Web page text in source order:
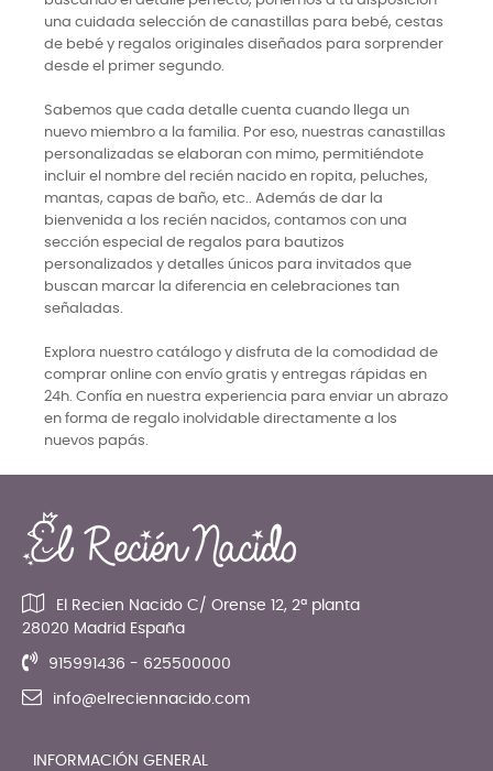
una cuidada selección de canastillas para bebé, cestas
de bebé y regalos originales diseñados para sorprender
desde el primer segundo.
Sabemos que cada detalle cuenta cuando llega un
nuevo miembro a la familia. Por eso, nuestras canastillas
personalizadas se elaboran con mimo, permitiéndote
incluir el nombre del recién nacido en ropita, peluches,
mantas, capas de baño, etc.. Además de dar la
bienvenida a los recién nacidos, contamos con una
sección especial de regalos para bautizos
personalizados y detalles únicos para invitados que
buscan marcar la diferencia en celebraciones tan
señaladas.
Explora nuestro catálogo y disfruta de la comodidad de
comprar online con envío gratis y entregas rápidas en
24h. Confía en nuestra experiencia para enviar un abrazo
en forma de regalo inolvidable directamente a los
nuevos papás.
El Recien Nacido C/ Orense 12, 2ª planta
28020 Madrid España
915991436 - 625500000
info@elreciennacido.com
INFORMACIÓN GENERAL